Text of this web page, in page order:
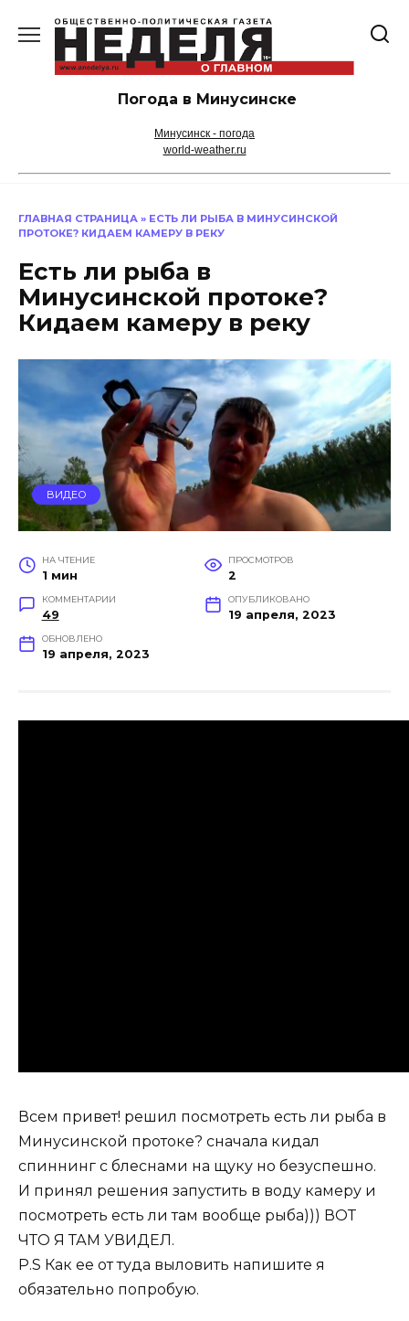
содержанию
Погода в Минусинске
Минусинск - погода
world-weather.ru
ГЛАВНАЯ СТРАНИЦА » ЕСТЬ ЛИ РЫБА В МИНУСИНСКОЙ
ПРОТОКЕ? КИДАЕМ КАМЕРУ В РЕКУ
Есть ли рыба в
Минусинской протоке?
Кидаем камеру в реку
ВИДЕО
НА ЧТЕНИЕ
1 мин
ПРОСМОТРОВ
2
КОММЕНТАРИИ
49
ОПУБЛИКОВАНО
19 апреля, 2023
ОБНОВЛЕНО
19 апреля, 2023
Всем привет! решил посмотреть есть ли рыба в
Минусинской протоке? сначала кидал
спиннинг с блеснами на щуку но безуспешно.
И принял решения запустить в воду камеру и
посмотреть есть ли там вообще рыба))) ВОТ
ЧТО Я ТАМ УВИДЕЛ.
P.S Как ее от туда выловить напишите я
обязательно попробую.